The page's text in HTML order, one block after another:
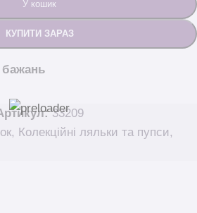
У кошик
КУПИТИ ЗАРАЗ
бажань
33209
, Колекційні ляльки та пупси,